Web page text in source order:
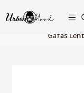
Envío GRATIS
Gafas